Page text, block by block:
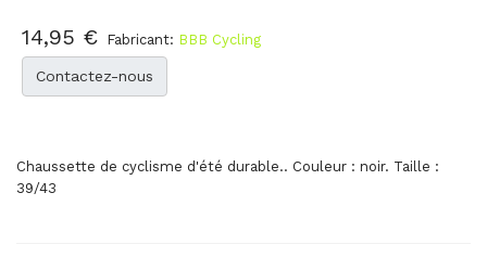
14,95 € Fabricant: BBB Cycling
Contactez-nous
Chaussette de cyclisme d'été durable.. Couleur : noir. Taille :
39/43